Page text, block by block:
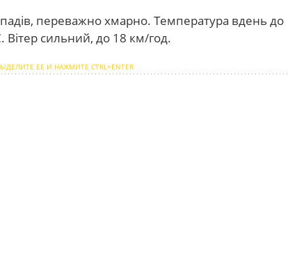
переважно хмарно. Температура вдень до
Вітер сильний, до 18 км/год.
ЕЕ И НАЖМИТЕ CTRL+ENTER